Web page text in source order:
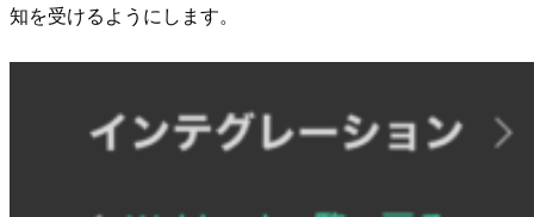
知を受けるようにします。